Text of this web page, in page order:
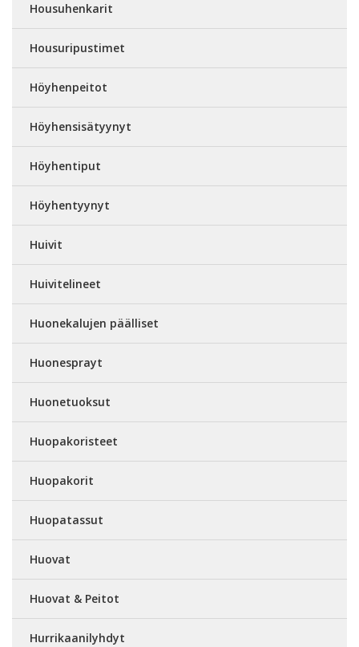
Housuhenkarit
Housuripustimet
Höyhenpeitot
Höyhensisätyynyt
Höyhentiput
Höyhentyynyt
Huivit
Huivitelineet
Huonekalujen päälliset
Huonesprayt
Huonetuoksut
Huopakoristeet
Huopakorit
Huopatassut
Huovat
Huovat & Peitot
Hurrikaanilyhdyt